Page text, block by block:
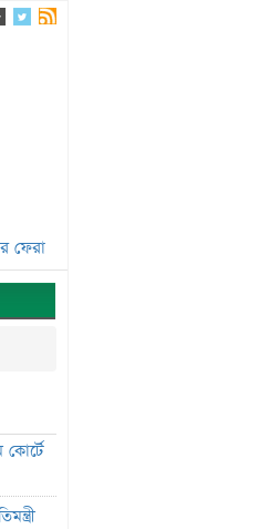
কঠোর অবস্থানে ক্রীড়া প্রতিমন্ত্রী***